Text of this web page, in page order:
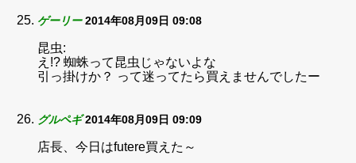
ゲーリー 2014年08月09日 09:08
昆虫:
え!? 蜘蛛って昆虫じゃないよな
引っ掛けか？ って迷ってたら買えませんでしたー
グルペギ 2014年08月09日 09:09
店長、今日はfutere買えた～